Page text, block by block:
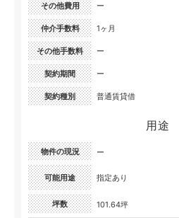
その他費用 ー
仲介手数料 1ヶ月
その他手数料 ー
契約期間 ー
契約種別 普通賃貸借
用途
物件の現況 ー
可能用途 指定あり
坪数 101.64坪